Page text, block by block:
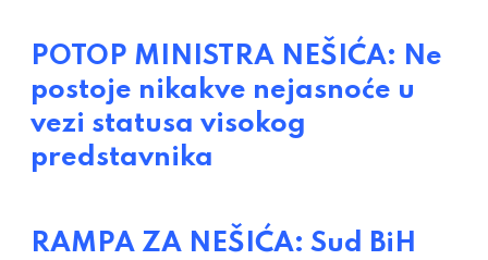
POTOP MINISTRA NEŠIĆA: Ne
postoje nikakve nejasnoće u
vezi statusa visokog
predstavnika
RAMPA ZA NEŠIĆA: Sud BiH